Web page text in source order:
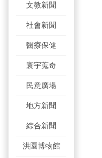
文教新聞
社會新聞
醫療保健
寰宇蒐奇
民意廣場
地方新聞
綜合新聞
洪園博物館